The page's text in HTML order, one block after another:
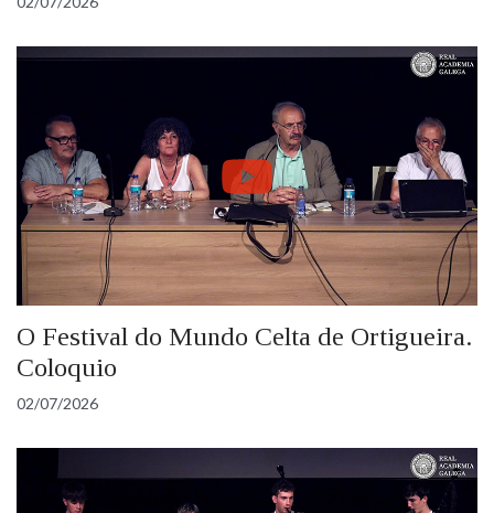
O Festival do Mundo Celta de Ortigueira.
Coloquio
02/07/2026